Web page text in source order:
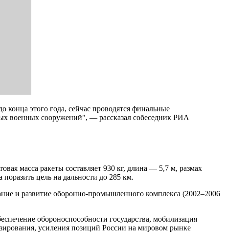
этого года, сейчас проводятся финальные
военных сооружений", — рассказал собеседник РИА
масса ракеты составляет 930 кг, длина — 5,7 м, размах
цель на дальности до 285 км.
и развитие оборонно-промышленного комплекса (2002–2006
обороноспособности государства, мобилизация
усиления позиций России на мировом рынке